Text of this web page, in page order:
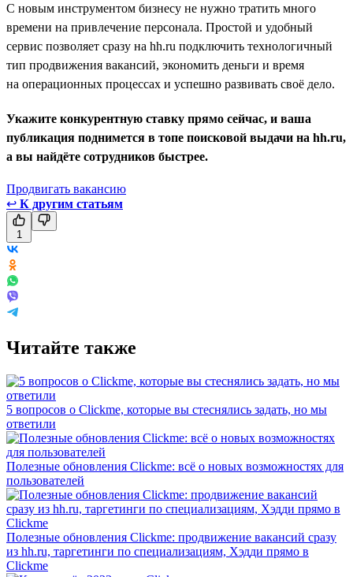
С новым инструментом бизнесу не нужно тратить много
времени на привлечение персонала. Простой и удобный
сервис позволяет сразу на hh.ru подключить технологичный
тип продвижения вакансий, экономить деньги и время
на операционных процессах и успешно развивать своё дело.
Укажите конкурентную ставку прямо сейчас, и ваша
публикация поднимется в топе поисковой выдачи на hh.ru,
а вы найдёте сотрудников быстрее.
Продвигать вакансию
↩ К другим статьям
1
Читайте также
5 вопросов о Clickme, которые вы стеснялись задать, но мы
ответили
Полезные обновления Clickme: всё о новых возможностях для
пользователей
Полезные обновления Clickme: продвижение вакансий сразу
из hh.ru, таргетинги по специализациям, Хэдди прямо в
Clickme